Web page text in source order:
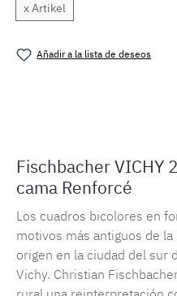
x Artikel
Añadir a la lista de deseos
Fischbacher VICHY
cama Renforcé
Los cuadros bicolores en
motivos más antiguos de
origen en la ciudad del sur
Vichy. Christian